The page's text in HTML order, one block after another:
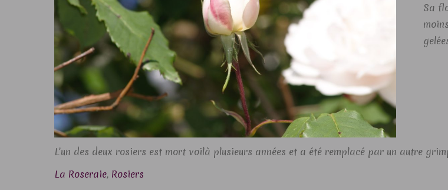
Sa
L’un des deux rosiers est mort voilà plusieurs années et a été remplacé par un autre
La Roseraie, Rosiers